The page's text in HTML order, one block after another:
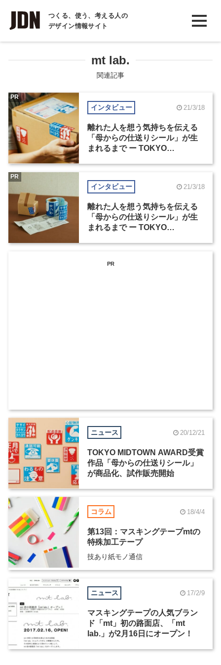
つくる、使う、考える人の
デザイン情報サイト
INTERVIEW
インタビュー
COLUMN
コラム
mt lab.
関連記事
インタビュー 21/3/18
離れた人を想う気持ちを伝える
「母からの仕送りシール」が生
まれるまで ー TOKYO
PR
インタビュー 21/3/18
離れた人を想う気持ちを伝える
「母からの仕送りシール」が生
まれるまで ー TOKYO
PR
PR
ニュース 20/12/21
TOKYO MIDTOWN AWARD受賞
作品「母からの仕送りシール」
が商品化、試作販売開始
コラム 18/4/4
第13回：マスキングテープmtの
特殊加工テープ
技あり紙モノ通信
ニュース 17/2/9
マスキングテープの人気ブラン
ド「mt」初の路面店、「mt
lab.」が2月16日にオープン！